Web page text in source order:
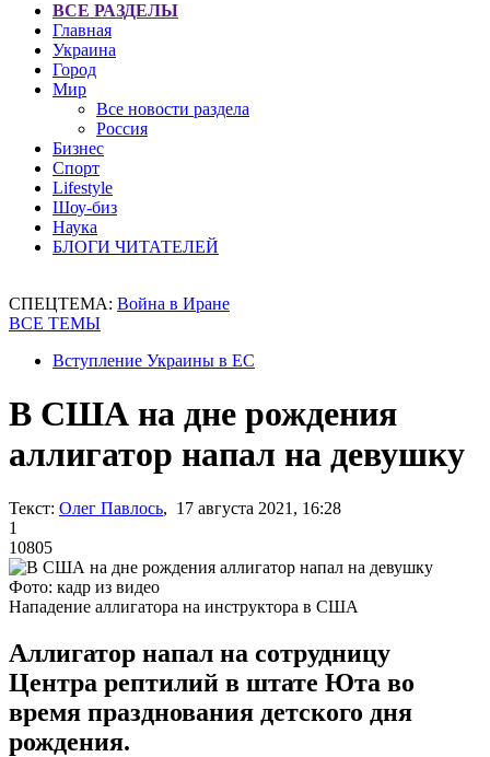
ВСЕ РАЗДЕЛЫ
Главная
Украина
Город
Мир
Все новости раздела
Россия
Бизнес
Спорт
Lifestyle
Шоу-биз
Наука
БЛОГИ ЧИТАТЕЛЕЙ
СПЕЦТЕМА: Война в Иране
ВСЕ ТЕМЫ
Вступление Украины в ЕС
В США на дне рождения
аллигатор напал на девушку
Текст: Олег Павлось, 17 августа 2021, 16:28
1
10805
Фото: кадр из видео
Нападение аллигатора на инструктора в США
Аллигатор напал на сотрудницу
Центра рептилий в штате Юта во
время празднования детского дня
рождения.